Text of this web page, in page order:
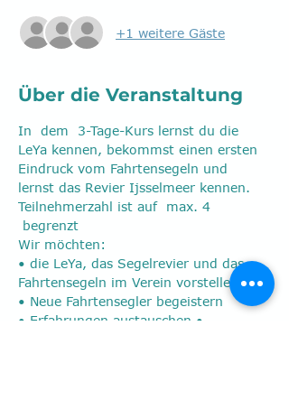
+1 weitere Gäste
Über die Veranstaltung
In  dem  3-Tage-Kurs lernst du die
LeYa kennen, bekommst einen ersten
Eindruck vom Fahrtensegeln und
lernst das Revier Ijsselmeer kennen.
Teilnehmerzahl ist auf  max. 4
begrenzt
Wir möchten:
• die LeYa, das Segelrevier und das
Fahrtensegeln im Verein vorstellen
• Neue Fahrtensegler begeistern
• Erfahrungen austauschen •